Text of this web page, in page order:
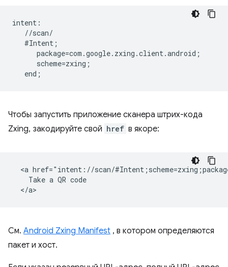
intent:
   //scan/
   #Intent;
      package=com.google.zxing.client.android;
      scheme=zxing;
Чтобы запустить приложение сканера штрих-кода
Zxing, закодируйте свой href в якоре:
<a href="intent://scan/
    Take a QR code
См. Android Zxing Manifest , в котором определяются
пакет и хост.